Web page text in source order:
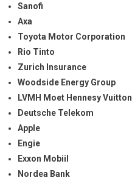
Sanofi
Axa
Toyota Motor Corporation
Rio Tinto
Zurich Insurance
Woodside Energy Group
LVMH Moet Hennesy Vuitton
Deutsche Telekom
Apple
Engie
Exxon Mobiil
Nordea Bank